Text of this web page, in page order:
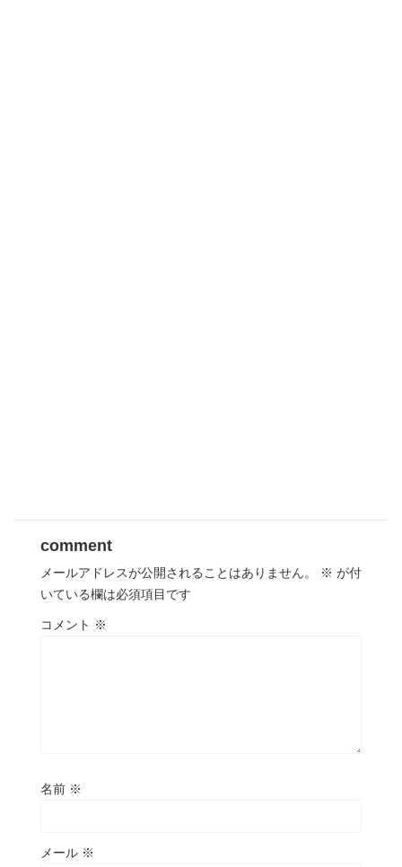
comment
メールアドレスが公開されることはありません。 ※ が付
いている欄は必須項目です
コメント ※
名前 ※
メール ※